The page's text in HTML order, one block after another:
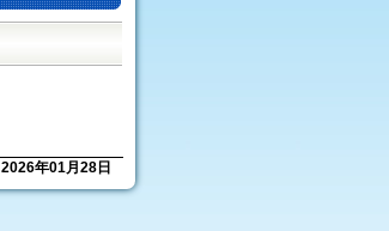
2026年01月28日